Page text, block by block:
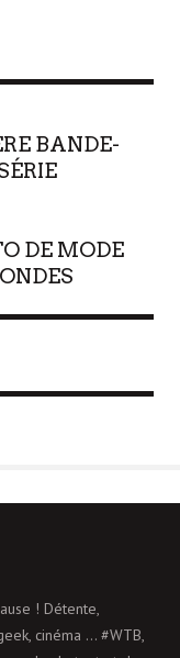
BANDE-
DE MODE
! Détente,
cinéma ... #WTB,